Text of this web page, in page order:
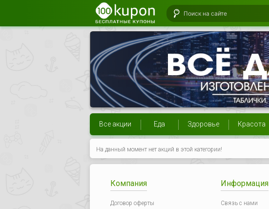
Все акции Еда Здоровье Красота
На данный момент нет акций в этой категории!
Компания
Договор оферты
Информация
Связь с нами